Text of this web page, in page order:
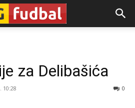
za Delibašića
10:28 0